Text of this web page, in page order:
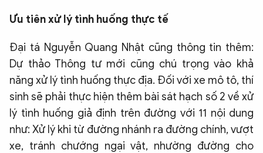
Ưu tiên xử lý tình huống thực tế
Đại tá Nguyễn Quang Nhật cũng thông tin thêm:
Dự thảo Thông tư mới cũng chú trọng vào khả
năng xử lý tình huống thực địa. Đối với xe mô tô, thí
sinh sẽ phải thực hiện thêm bài sát hạch số 2 về xử
lý tình huống giả định trên đường với 11 nội dung
như: Xử lý khi từ đường nhánh ra đường chính, vượt
xe, tránh chướng ngại vật, nhường đường cho